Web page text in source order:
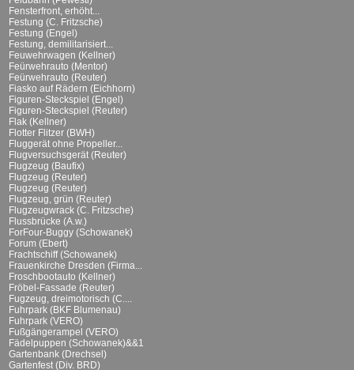
Fensterfront, erhöht...
Festung (C. Fritzsche)
Festung (Engel)
Festung, demilitarisiert...
Feuwehrwagen (Kellner)
Feürwehrauto (Mentor)
Feürwehrauto (Reuter)
Fiasko auf Rädern (Eichhorn)
Figuren-Steckspiel (Engel)
Figuren-Steckspiel (Reuter)
Flak (Kellner)
Flotter Flitzer (BWH)
Fluggerät ohne Propeller...
Flugversuchsgerät (Reuter)
Flugzeug (Baufix)
Flugzeug (Reuter)
Flugzeug (Reuter)
Flugzeug, grün (Reuter)
Flugzeugwrack (C. Fritzsche)
Flussbrücke (A.w.)
ForFour-Buggy (Schowanek)
Forum (Ebert)
Frachtschiff (Schowanek)
Frauenkirche Dresden (Firma...
Froschbootauto (Kellner)
Fröbel-Fassade (Reuter)
Fugzeug, dreimotorisch (C....
Fuhrpark (BKF Blumenau)
Fuhrpark (VERO)
Fußgängerampel (VERO)
Fädelpuppen (Schowanek)&&1
Gartenbank (Drechsel)
Gartenfest (Div. BRD)